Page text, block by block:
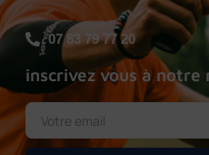
07 83 79 77 20
inscrivez vous à